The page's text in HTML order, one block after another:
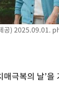
공) 2025.09.01.
극복의 날’